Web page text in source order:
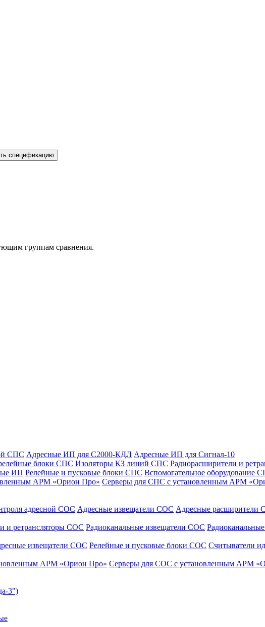
спецификацию
группам сравнения.
СПС Адресные ИП для С2000-КДЛ Адресные ИП для Сигнал-10
блоки СПС Изоляторы КЗ линий СПС Радиорасширители и
ИП Релейные и пусковые блоки СПС Вспомогательное оборудование
АРМ «Орион Про» Серверы для СПС с установленным АРМ
адресной СОС Адресные извещатели СОС Адресные расширители
и ретрансляторы СОС Радиоканальные извещатели СОС
извещатели СОС Релейные и пусковые блоки СОС Считыватели
АРМ «Орион Про» Серверы для СОС с установленным АРМ
3")